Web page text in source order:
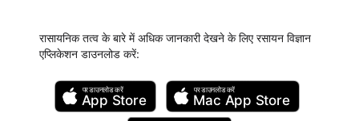
रासायनिक तत्व के बारे में अधिक जानकारी देखने के लिए रसायन विज्ञान
एप्लिकेशन डाउनलोड करें:
पर डाउनलोड करें
App Store
पर डाउनलोड करें
Mac App Store